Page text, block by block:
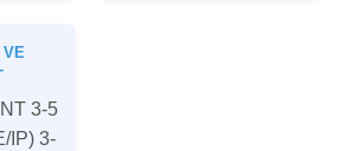
VE
3-5
IP) 3-